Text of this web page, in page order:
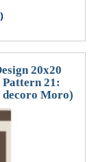
20x20
21:
Moro)